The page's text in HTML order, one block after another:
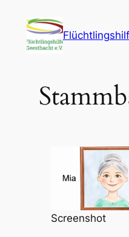
Inhalt
springen
Screenshot